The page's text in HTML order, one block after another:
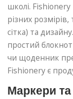
школі.
різних
сітка) та
простий
чи щоденник
Fishionery є
Маркери